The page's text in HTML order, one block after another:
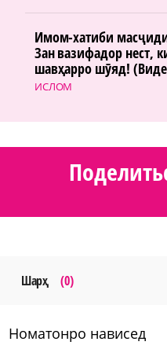
ИСЛОМ
Имом-хатиби
Зан вазифадор нест,
шавҳарро шӯяд!
Шарҳ (0)
номатонро нависед